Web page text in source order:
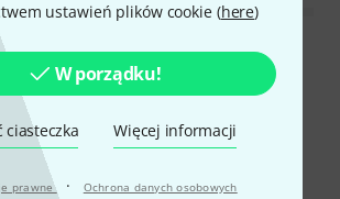
ustawień plików cookie (here)
W porządku!
ciasteczka Więcej informacji
prawne · Ochrona danych osobowych
Wszystkie oceny
Czy wiesz że?